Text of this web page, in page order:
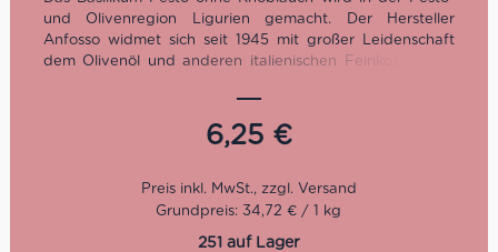
und Olivenregion Ligurien gemacht. Der Hersteller
Anfosso widmet sich seit 1945 mit großer Leidenschaft
dem Olivenöl und anderen italienischen Feinkost Basics
Zutaten baut Anfosso noch selbst an. Mit behutsamen,
ursprünglichen Methoden, viel Geduld und Erfahrung
kommt nun mal die beste Qualität. Darum jetzt
Knoblauch probieren und mit der ganzen Familie
genießen. Ideal zum Anrichten von Lasagne, Gnocchi
6,25 €
Grundpreis: 34,72 € / 1 kg
251 auf Lager